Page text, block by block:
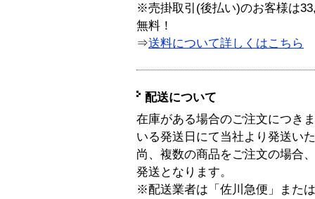
※売掛取引(後払い)のお客様は
無料！
⇒送料について詳しくはこちら
配送について
在庫がある場合のご注文につき
いる発送日にて当社より発送い
尚、複数の商品をご注文の場合
発送となります。
※配送業者は「佐川急便」また